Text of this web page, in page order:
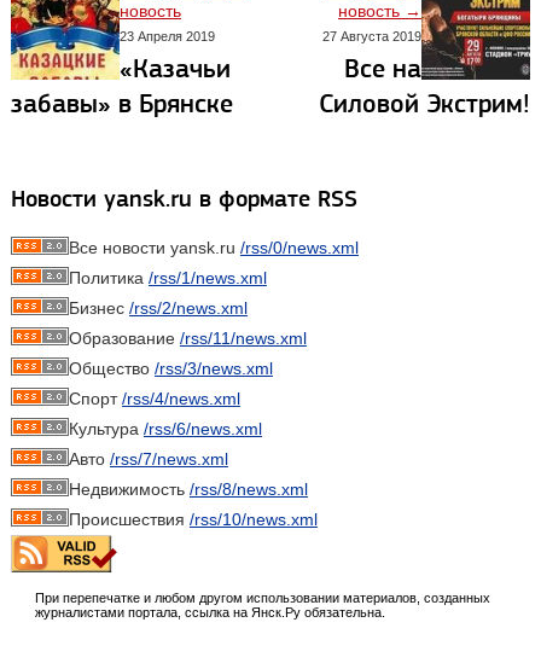
новость
23 Апреля 2019
«Казачьи
забавы» в Брянске
новость →
27 Августа 2019
Все на
Силовой Экстрим!
Новости yansk.ru в формате RSS
Все новости yansk.ru /rss/0/news.xml
Политика /rss/1/news.xml
Бизнес /rss/2/news.xml
Образование /rss/11/news.xml
Общество /rss/3/news.xml
Спорт/rss/4/news.xml
Культура /rss/6/news.xml
Авто /rss/7/news.xml
Недвижимость /rss/8/news.xml
Происшествия /rss/10/news.xml
При перепечатке и любом другом использовании материалов, созданных
журналистами портала, ссылка на Янск.Ру обязательна.